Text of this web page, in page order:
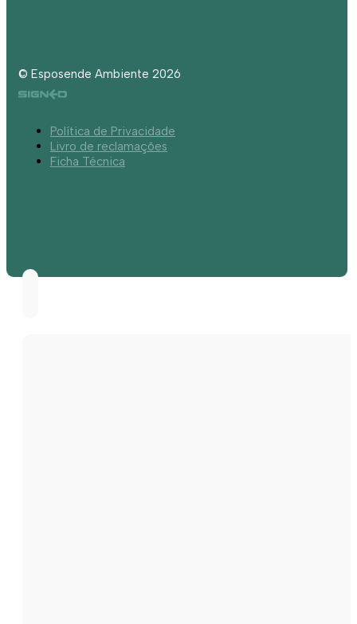
© Esposende Ambiente 2026
Política de Privacidade
Livro de reclamações
Ficha Técnica